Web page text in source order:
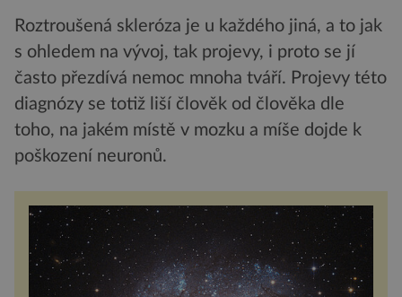
Roztroušená skleróza je u každého jiná, a to jak
s ohledem na vývoj, tak projevy, i proto se jí
často přezdívá nemoc mnoha tváří. Projevy této
diagnózy se totiž liší člověk od člověka dle
toho, na jakém místě v mozku a míše dojde k
poškození neuronů.